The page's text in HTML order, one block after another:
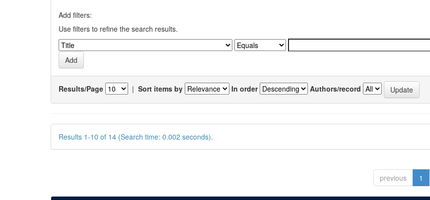
Add filters:
Use filters to refine the search results.
Results/Page | Sort items by In order Authors/record
Results 1-10 of 14 (Search time: 0.002 seconds).
previous 1